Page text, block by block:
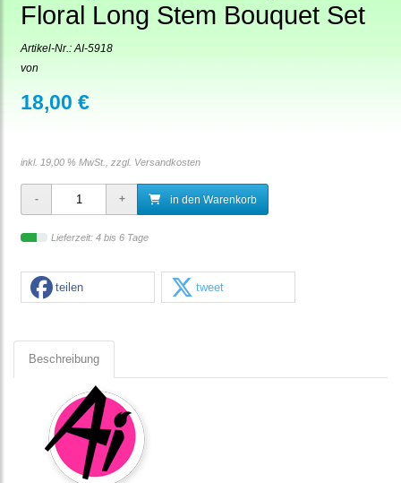
Floral Long Stem Bouquet Set
Artikel-Nr.: AI-5918
von
18,00 €
inkl. 19,00 % MwSt., zzgl. Versandkosten
in den Warenkorb
Lieferzeit: 4 bis 6 Tage
teilen tweet
Beschreibung